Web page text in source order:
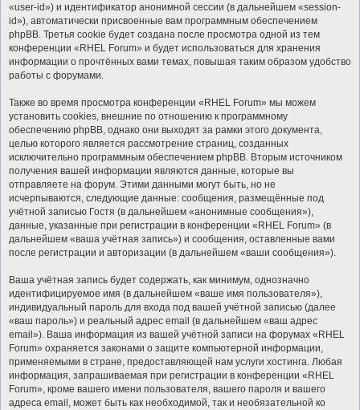
«user-id») и идентификатор анонимной сессии (в дальнейшем «session-
id»), автоматически присвоенные вам программным обеспечением
phpBB. Третья cookie будет создана после просмотра одной из тем
конференции «RHEL Forum» и будет использоваться для хранения
информации о прочтённых вами темах, повышая таким образом удобство
работы с форумами.
Также во время просмотра конференции «RHEL Forum» мы можем
установить cookies, внешние по отношению к программному
обеспечению phpBB, однако они выходят за рамки этого документа,
целью которого является рассмотрение страниц, созданных
исключительно программным обеспечением phpBB. Вторым источником
получения вашей информации являются данные, которые вы
отправляете на форум. Этими данными могут быть, но не
исчерпываются, следующие данные: сообщения, размещённые под
учётной записью Гостя (в дальнейшем «анонимные сообщения»),
данные, указанные при регистрации в конференции «RHEL Forum» (в
дальнейшем «ваша учётная запись») и сообщения, оставленные вами
после регистрации и авторизации (в дальнейшем «ваши сообщения»).
Ваша учётная запись будет содержать, как минимум, однозначно
идентифицируемое имя (в дальнейшем «ваше имя пользователя»),
индивидуальный пароль для входа под вашей учётной записью (далее
«ваш пароль») и реальный адрес email (в дальнейшем «ваш адрес
email»). Ваша информация из вашей учётной записи на форумах «RHEL
Forum» охраняется законами о защите компьютерной информации,
применяемыми в стране, предоставляющей нам услуги хостинга. Любая
информация, запрашиваемая при регистрации в конференции «RHEL
Forum», кроме вашего имени пользователя, вашего пароля и вашего
адреса email, может быть как необходимой, так и необязательной ко